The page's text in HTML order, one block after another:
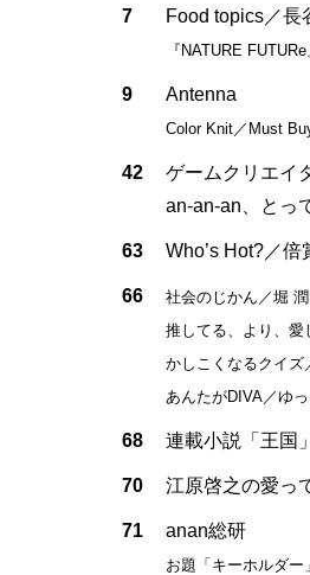
7 Food topics／長
『NATURE
9 Antenna
Color Knit／Must
42
ゲームクリエイ
an-an-an、とっ
63 Who’s Hot?／倍
66
社会のじかん／堀
推してる、より、愛
かしこくなるクイズ
あんたがDIVA／ゆ
68 連載小説「王国
70 江原啓之の愛っ
71 anan総研
お題「キーホルダー」